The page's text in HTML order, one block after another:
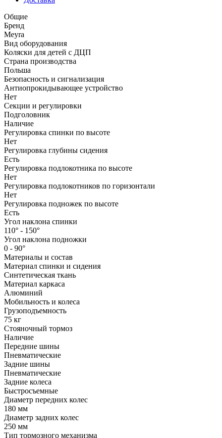
Общие
Бренд
Meyra
Вид оборудования
Коляски для детей с ДЦП
Страна производства
Польша
Безопасность и сигнализация
Антиопрокидывающее устройство
Нет
Секции и регулировки
Подголовник
Наличие
Регулировка спинки по высоте
Нет
Регулировка глубины сидения
Есть
Регулировка подлокотника по высоте
Нет
Регулировка подлокотников по горизонтали
Нет
Регулировка подножек по высоте
Есть
Угол наклона спинки
110° - 150°
Угол наклона подножки
0 - 90°
Материалы и состав
Материал спинки и сидения
Синтетическая ткань
Материал каркаса
Алюминий
Мобильность и колеса
Грузоподъемность
75 кг
Стояночный тормоз
Наличие
Передние шины
Пневматические
Задние шины
Пневматические
Задние колеса
Быстросъемные
Диаметр передних колес
180 мм
Диаметр задних колес
250 мм
Тип тормозного механизма